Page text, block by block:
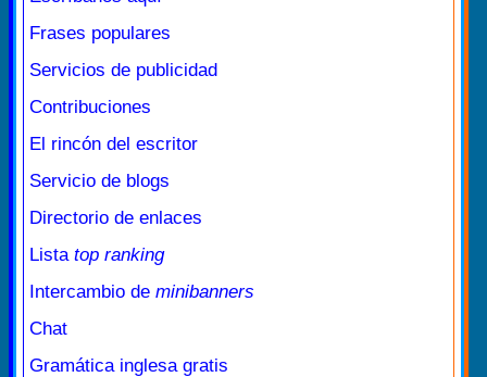
Frases populares
Servicios de publicidad
Contribuciones
El rincón del escritor
Servicio de blogs
Directorio de enlaces
Lista top ranking
Intercambio de minibanners
Chat
Gramática inglesa gratis